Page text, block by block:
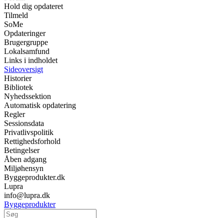
Hold dig opdateret
Tilmeld
SoMe
Opdateringer
Brugergruppe
Lokalsamfund
Links i indholdet
Sideoversigt
Historier
Bibliotek
Nyhedssektion
Automatisk opdatering
Regler
Sessionsdata
Privatlivspolitik
Rettighedsforhold
Betingelser
Åben adgang
Miljøhensyn
Byggeprodukter.dk
Lupra
info@lupra.dk
Byggeprodukter